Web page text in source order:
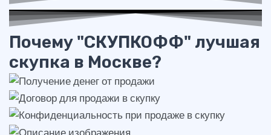
Почему "СКУПКОФФ" лучшая
скупка в Москве?